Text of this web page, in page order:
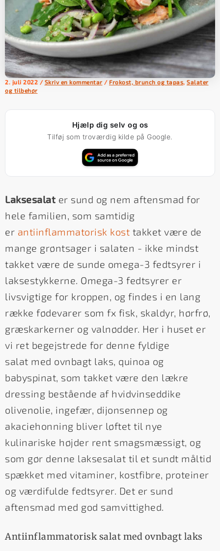
2. juli 2022 / Skriv en kommentar / Frokost, brunch og tapas Salater
og tilbehør
Hjælp dig selv og os
Tilføj som troværdig kilde på Google.
Laksesalat er sund og nem aftensmad for
hele familien, som samtidig
er antiinflammatorisk kost takket være de
mange grøntsager i salaten - ikke mindst
takket være de sunde omega-3 fedtsyrer i
laksestykkerne. Omega-3 fedtsyrer er
livsvigtige for kroppen, og findes i en lang
række fødevarer som fx fisk, skaldyr, hørfrø,
græskarkerner og valnødder. Her i huset er
vi ret begejstrede for denne fyldige
salat med ovnbagt laks, quinoa og
babyspinat, som takket være den lækre
dressing bestående af hvidvinseddike
olivenolie, ingefær, dijonsennep og
akaciehonning bliver løftet til nye
kulinariske højder rent smagsmæssigt, og
som gør denne laksesalat til et sundt måltid
spækket med vitaminer, kostfibre, proteiner
og værdifulde fedtsyrer. Det er sund
aftensmad med god samvittighed.
Antiinflammatorisk salat med ovnbagt laks